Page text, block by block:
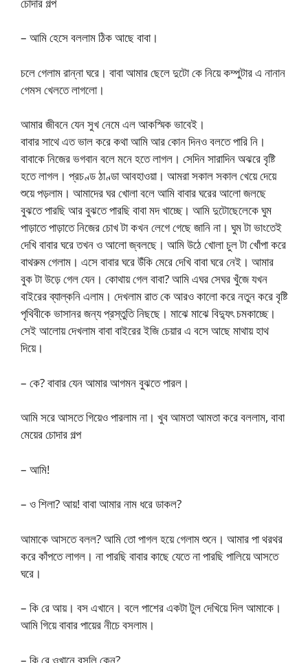
– আমি হেসে বললাম ঠিক আছে বাবা।
চলে গেলাম রান্না ঘরে। বাবা আমার ছেলে দুটো কে নিয়ে কম্পুটার এ নানান
গেমস খেলতে লাগলো।
আমার জীবনে যেন সুখ নেমে এল আকস্মিক ভাবেই।
বাবার সাথে এত ভাল করে কথা আমি আর কোন দিনও বলতে পারি নি।
বাবাকে নিজের ভগবান বলে মনে হতে লাগল। সেদিন সারাদিন অঝরে বৃষ্টি
হতে লাগল। প্রচণ্ড ঠাণ্ডা আবহাওয়া। আমরা সকাল সকাল খেয়ে দেয়ে
শুয়ে পড়লাম। আমাদের ঘর খোলা বলে আমি বাবার ঘরের আলো জলছে
বুঝতে পারছি আর বুঝতে পারছি বাবা মদ খাচ্ছে। আমি দুটোছেলেকে ঘুম
পাড়াতে পাড়াতে নিজের চোখ টা কখন লেগে গেছে জানি না। ঘুম টা ভাংতেই
দেখি বাবার ঘরে তখন ও আলো জ্বলছে। আমি উঠে খোলা চুল টা খোঁপা করে
বাথরুম গেলাম। এসে বাবার ঘরে উঁকি মেরে দেখি বাবা ঘরে নেই। আমার
বুক টা উড়ে গেল যেন। কোথায় গেল বাবা? আমি এঘর সেঘর খুঁজে যখন
বাইরের ব্যাল্কনি এলাম। দেখলাম রাত কে আরও কালো করে নতুন করে বৃষ্টি
পৃথিবীকে ভাসানর জন্য প্রস্তুতি নিছছে। মাঝে মাঝে বিদ্যুৎ চমকাচ্ছে।
সেই আলোয় দেখলাম বাবা বাইরের ইজি চেয়ার এ বসে আছে মাথায় হাথ
দিয়ে।
– কে? বাবার যেন আমার আগমন বুঝতে পারল।
আমি সরে আসতে গিয়েও পারলাম না। খুব আমতা আমতা করে বললাম, বাবা
মেয়ের চোদার গল্প
– আমি!
– ও শিলা? আয়! বাবা আমার নাম ধরে ডাকল?
আমাকে আসতে বলল? আমি তো পাগল হয়ে গেলাম শুনে। আমার পা থরথর
করে কাঁপতে লাগল। না পারছি বাবার কাছে যেতে না পারছি পালিয়ে আসতে
ঘরে।
– কি রে আয়। বস এখানে। বলে পাশের একটা টুল দেখিয়ে দিল আমাকে।
আমি গিয়ে বাবার পায়ের নীচে বসলাম।
– কি রে ওখানে বসলি কেন?